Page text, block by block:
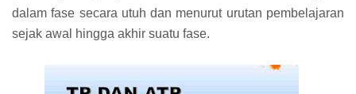
dalam fase secara utuh dan menurut urutan pembelajaran
sejak awal hingga akhir suatu fase.